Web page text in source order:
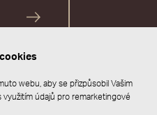
webu, aby se přizpůsobil Vašim
údajů pro remarketingové